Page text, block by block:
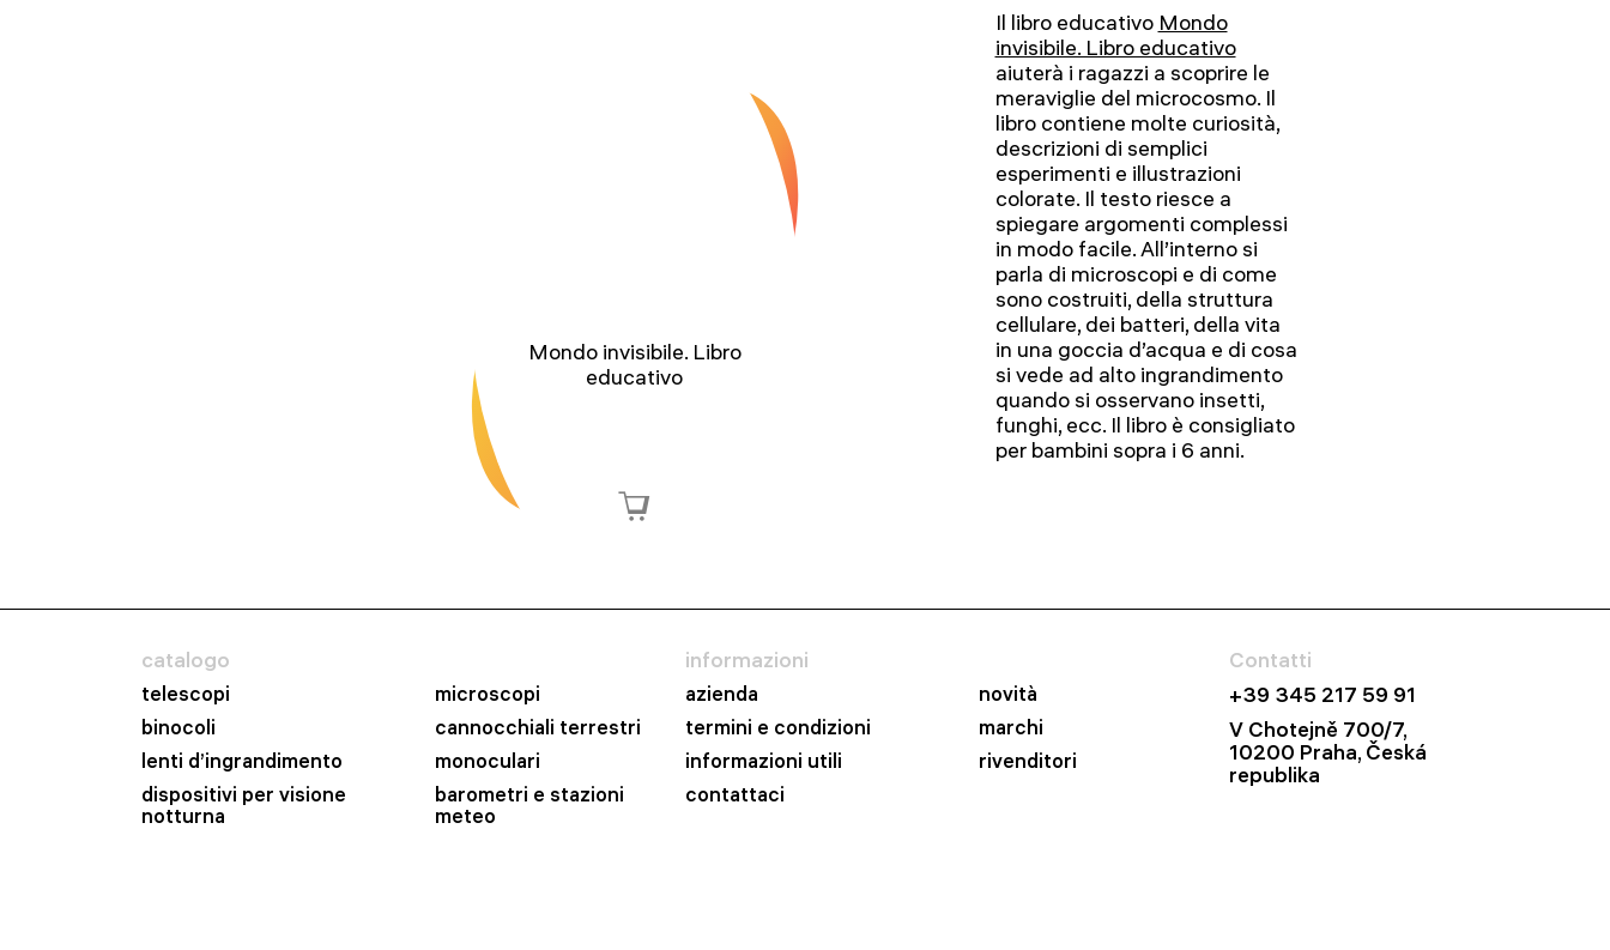
Mondo invisibile. Libro
educativo
Il libro educativo Mondo
invisibile. Libro educativo
aiuterà i ragazzi a scoprire le
meraviglie del microcosmo. Il
libro contiene molte curiosità,
descrizioni di semplici
esperimenti e illustrazioni
colorate. Il testo riesce a
spiegare argomenti complessi
in modo facile. All’interno si
parla di microscopi e di come
sono costruiti, della struttura
cellulare, dei batteri, della vita
in una goccia d’acqua e di cosa
si vede ad alto ingrandimento
quando si osservano insetti,
funghi, ecc. Il libro è consigliato
per bambini sopra i 6 anni.
catalogo
telescopi
microscopi
binocoli
cannocchiali terrestri
lenti d’ingrandimento
monoculari
dispositivi per visione
notturna
barometri e stazioni
meteo
informazioni
azienda
novità
termini e condizioni
marchi
informazioni utili
rivenditori
contattaci
Contatti
+39 345 217 59 91
V Chotejně 700/7,
10200 Praha, Česká
republika